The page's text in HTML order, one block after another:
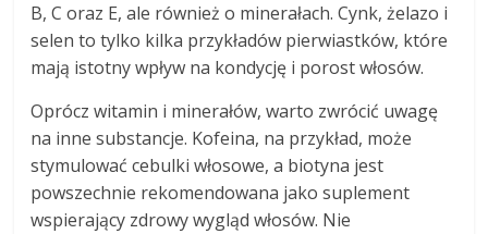
B, C oraz E, ale również o minerałach. Cynk, żelazo i
selen to tylko kilka przykładów pierwiastków, które
mają istotny wpływ na kondycję i porost włosów.
Oprócz witamin i minerałów, warto zwrócić uwagę
na inne substancje. Kofeina, na przykład, może
stymulować cebulki włosowe, a biotyna jest
powszechnie rekomendowana jako suplement
wspierający zdrowy wygląd włosów. Nie